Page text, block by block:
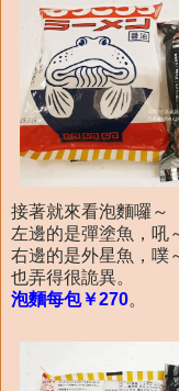
接著就來看泡麵囉～
左邊的是彈塗魚，吼
右邊的是外星魚，噗
也弄得很詭異。
泡麵每包￥270。